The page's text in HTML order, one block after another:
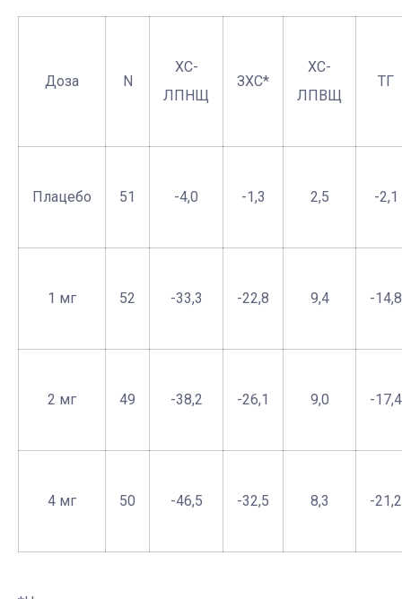
Доза N
ХC-
ЛПНЩ
ЗХC*
ХС-
ЛПВЩ
TГ
Плацебo 51 -4,0 -1,3 2,5 -2,1
1 мг 52 -33,3 -22,8 9,4 -14,8
2 мг 49 -38,2 -26,1 9,0 -17,4
4 мг 50 -46,5 -32,5 8,3 -21,2